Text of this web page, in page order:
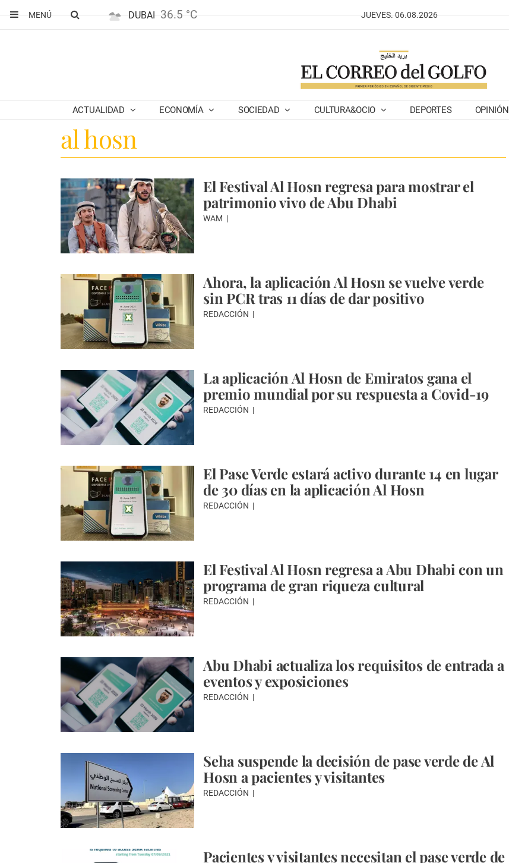
MENÚ
DUBAI 36.5 °C JUEVES. 06.08.2026
ACTUALIDAD ECONOMÍA SOCIEDAD CULTURA&OCIO DEPORTES OPINIÓN
al hosn
El Festival Al Hosn regresa para mostrar el
patrimonio vivo de Abu Dhabi
WAM
Ahora, la aplicación Al Hosn se vuelve verde
sin PCR tras 11 días de dar positivo
REDACCIÓN
La aplicación Al Hosn de Emiratos gana el
premio mundial por su respuesta a Covid-19
REDACCIÓN
El Pase Verde estará activo durante 14 en lugar
de 30 días en la aplicación Al Hosn
REDACCIÓN
El Festival Al Hosn regresa a Abu Dhabi con un
programa de gran riqueza cultural
REDACCIÓN
Abu Dhabi actualiza los requisitos de entrada a
eventos y exposiciones
REDACCIÓN
Seha suspende la decisión de pase verde de Al
Hosn a pacientes y visitantes
REDACCIÓN
Pacientes y visitantes necesitan el pase verde de